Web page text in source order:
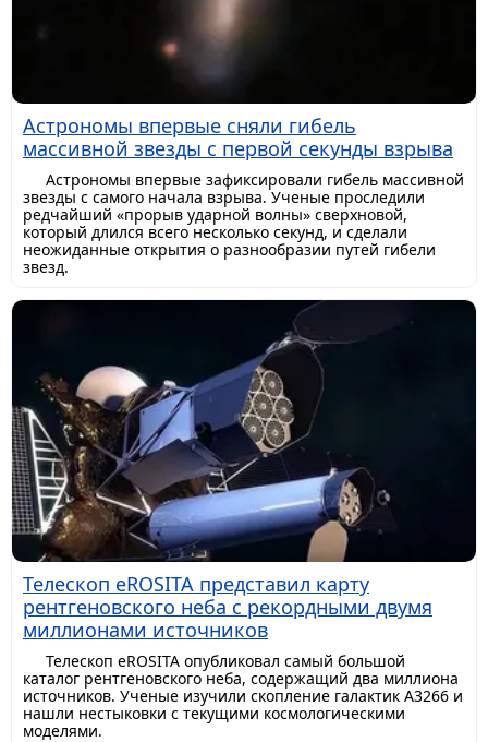
Астрономы впервые сняли гибель
массивной звезды с первой секунды взрыва
Астрономы впервые зафиксировали гибель массивной
звезды с самого начала взрыва. Ученые проследили
редчайший «прорыв ударной волны» сверхновой,
который длился всего несколько секунд, и сделали
неожиданные открытия о разнообразии путей гибели
звезд.
Телескоп eROSITA представил карту
рентгеновского неба с рекордными двумя
миллионами источников
Телескоп eROSITA опубликовал самый большой
каталог рентгеновского неба, содержащий два миллиона
источников. Ученые изучили скопление галактик A3266 и
нашли нестыковки с текущими космологическими
моделями.